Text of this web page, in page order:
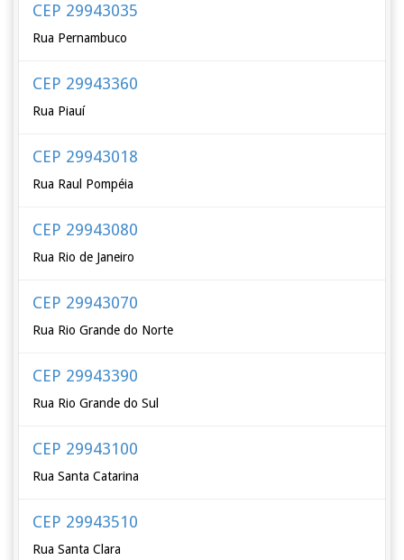
CEP 29943035
Rua Pernambuco
CEP 29943360
Rua Piauí
CEP 29943018
Rua Raul Pompéia
CEP 29943080
Rua Rio de Janeiro
CEP 29943070
Rua Rio Grande do Norte
CEP 29943390
Rua Rio Grande do Sul
CEP 29943100
Rua Santa Catarina
CEP 29943510
Rua Santa Clara